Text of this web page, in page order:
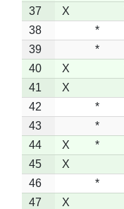
37
X
38
*
39
*
40
X
41
X
42
*
43
*
44
X *
45
X
46
*
47
X